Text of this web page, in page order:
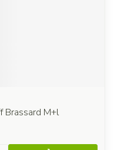
Brassard M+l